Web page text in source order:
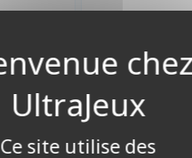
Ce site utilise des